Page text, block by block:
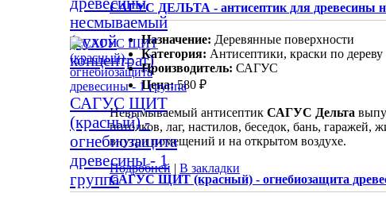
несмываемый
(сухой
концентрат)
САГУС ДЕЛЬТА - антисептик для древесины
Назначение: Деревянные поверхности
Категория: Антисептики, краски по дереву
Производитель: САГУС
Цена:580 ₽
Невымываемый антисептик САГУС Дельта
потолков, лаг, настилов, беседок, бань,
внутри помещений и на открытом воздухе.
Подробней | В закладки
САГУС ЩИТ
(красный) -
огнебиозащита
древесины - 1
группаСАГУС ЩИТ (красный) - огнебиозащита